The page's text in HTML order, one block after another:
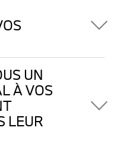
UN
À VOS
LEUR